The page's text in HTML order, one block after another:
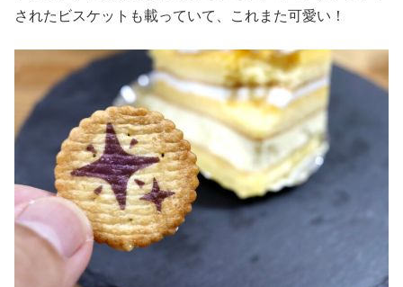
されたビスケットも載っていて、これまた可愛い！